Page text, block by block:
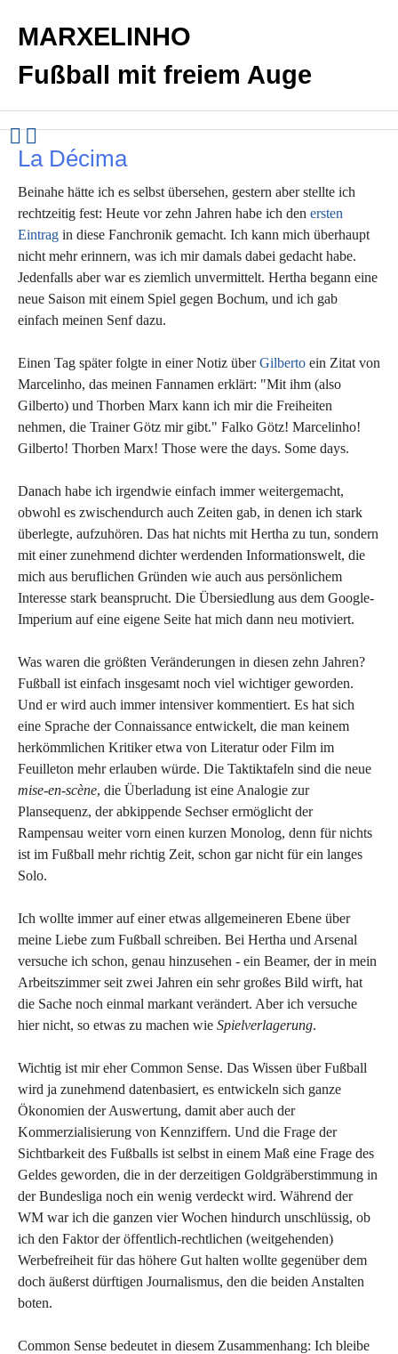
MARXELINHO
Fußball mit freiem Auge
La Décima
Beinahe hätte ich es selbst übersehen, gestern aber stellte ich
rechtzeitig fest: Heute vor zehn Jahren habe ich den ersten
Eintrag in diese Fanchronik gemacht. Ich kann mich überhaupt
nicht mehr erinnern, was ich mir damals dabei gedacht habe.
Jedenfalls aber war es ziemlich unvermittelt. Hertha begann eine
neue Saison mit einem Spiel gegen Bochum, und ich gab
einfach meinen Senf dazu.
Einen Tag später folgte in einer Notiz überGilberto ein Zitat von
Marcelinho, das meinen Fannamen erklärt: "Mit ihm (also
Gilberto) und Thorben Marx kann ich mir die Freiheiten
nehmen, die Trainer Götz mir gibt." Falko Götz! Marcelinho!
Gilberto! Thorben Marx! Those were the days. Some days.
Danach habe ich irgendwie einfach immer weitergemacht,
obwohl es zwischendurch auch Zeiten gab, in denen ich stark
überlegte, aufzuhören. Das hat nichts mit Hertha zu tun, sondern
mit einer zunehmend dichter werdenden Informationswelt, die
mich aus beruflichen Gründen wie auch aus persönlichem
Interesse stark beansprucht. Die Übersiedlung aus dem Google-
Imperium auf eine eigene Seite hat mich dann neu motiviert.
Was waren die größten Veränderungen in diesen zehn Jahren?
Fußball ist einfach insgesamt noch viel wichtiger geworden.
Und er wird auch immer intensiver kommentiert. Es hat sich
eine Sprache der Connaissance entwickelt, die man keinem
herkömmlichen Kritiker etwa von Literatur oder Film im
Feuilleton mehr erlauben würde. Die Taktiktafeln sind die neue
mise-en-scène, die Überladung ist eine Analogie zur
Plansequenz, der abkippende Sechser ermöglicht der
Rampensau weiter vorn einen kurzen Monolog, denn für nichts
ist im Fußball mehr richtig Zeit, schon gar nicht für ein langes
Solo.
Ich wollte immer auf einer etwas allgemeineren Ebene über
meine Liebe zum Fußball schreiben. Bei Hertha und Arsenal
versuche ich schon, genau hinzusehen - ein Beamer, der in mein
Arbeitszimmer seit zwei Jahren ein sehr großes Bild wirft, hat
die Sache noch einmal markant verändert. Aber ich versuche
hier nicht, so etwas zu machen wie Spielverlagerung.
Wichtig ist mir eher Common Sense. Das Wissen über Fußball
wird ja zunehmend datenbasiert, es entwickeln sich ganze
Ökonomien der Auswertung, damit aber auch der
Kommerzialisierung von Kennziffern. Und die Frage der
Sichtbarkeit des Fußballs ist selbst in einem Maß eine Frage des
Geldes geworden, die in der derzeitigen Goldgräberstimmung in
der Bundesliga noch ein wenig verdeckt wird. Während der
WM war ich die ganzen vier Wochen hindurch unschlüssig, ob
ich den Faktor der öffentlich-rechtlichen (weitgehenden)
Werbefreiheit für das höhere Gut halten wollte gegenüber dem
doch äußerst dürftigen Journalismus, den die beiden Anstalten
boten.
Common Sense bedeutet in diesem Zusammenhang: Ich bleibe